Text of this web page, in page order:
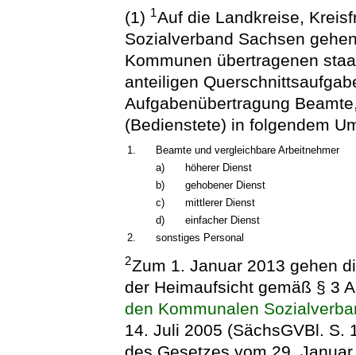
(1) 1Auf die Landkreise,
Sozialverband Sachsen
Kommunen übertragenen
anteiligen
Aufgabenübertragung
(Bedienstete) in folgendem
1.
Beamte und vergleichbare Arbeitnehmer
a)
höherer Dienst
b)
gehobener Dienst
c)
mittlerer Dienst
d)
einfacher Dienst
2.
sonstiges Personal
2Zum 1. Januar 2013 gehen
der Heimaufsicht gemäß § 3
den Kommunalen
14. Juli 2005 (SächsGVBl. S.